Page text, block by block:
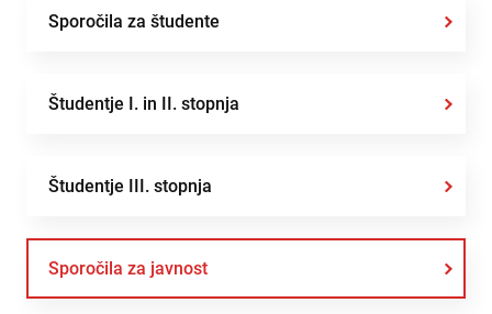
Sporočila za študente
Študentje I. in II. stopnja
Študentje III. stopnja
Sporočila za javnost